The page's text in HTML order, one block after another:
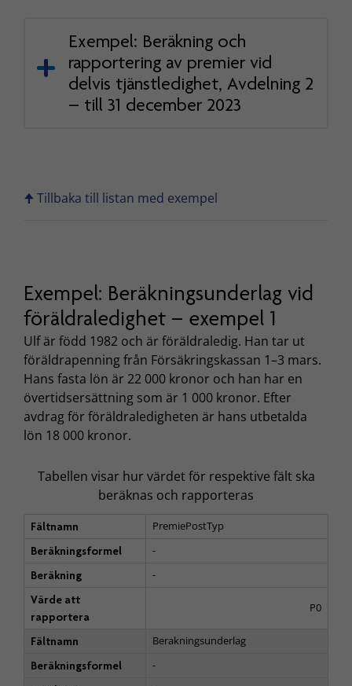
Exempel: Beräkning och
rapportering av premier vid
delvis tjänstledighet, Avdelning 2
– till 31 december 2023
🠉 Tillbaka till listan med exempel
Exempel: Beräkningsunderlag vid
föräldraledighet – exempel 1
Ulf är född 1982 och är föräldraledig. Han tar ut
föräldrapenning från Försäkringskassan 1–3 mars.
Hans fasta lön är 22 000 kronor och han har en
övertidsersättning som är 1 000 kronor. Efter
avdrag för föräldraledigheten är hans utbetalda
lön 18 000 kronor.
Tabellen visar hur värdet för respektive fält ska
beräknas och rapporteras
Fältnamn
PremiePostTyp
Beräkningsformel
-
Beräkning
-
Värde att
rapportera
P0
Fältnamn
Berakningsunderlag
Beräkningsformel
-